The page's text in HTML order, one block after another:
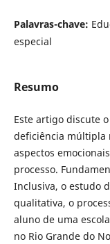
Palavras-chave:
especial
Resumo
Este artigo discute
deficiência múltipla
aspectos
processo.
Inclusiva, o estudo
qualitativa, o
aluno de uma
no Rio Grande do